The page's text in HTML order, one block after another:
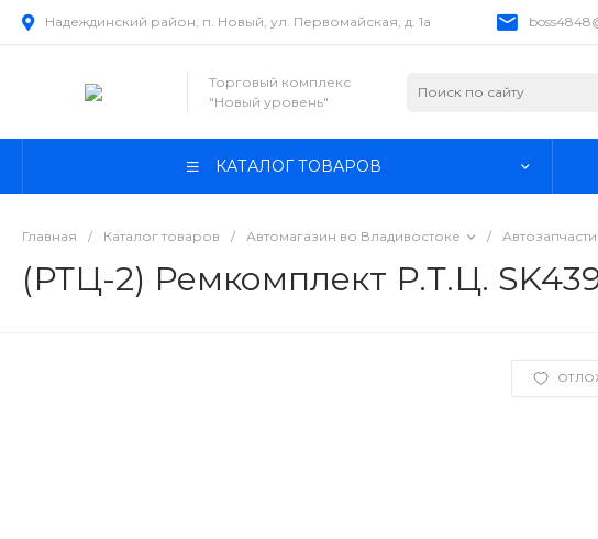
Надеждинский район, п. Новый, ул. Первомайская, д. 1а
Торговый комплекс
"Новый уровень"
КАТАЛОГ ТОВАРОВ
Главная / Каталог товаров / Автомагазин во Владивостоке /
(РТЦ-2) Ремкомплект Р.Т.Ц.